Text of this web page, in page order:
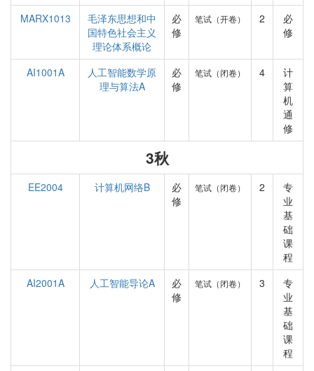
MARX1013
毛泽东思想和中
国特色社会主义
理论体系概论
必
修
笔试（开卷） 2
必
修
AI1001A
人工智能数学原
理与算法A
必
修
笔试（闭卷） 4
计
算
机
通
修
3秋
EE2004 计算机网络B
必
修
笔试（闭卷） 2
专
业
基
础
课
程
AI2001A
人工智能导论A
必
修
笔试（闭卷） 3
专
业
基
础
课
程